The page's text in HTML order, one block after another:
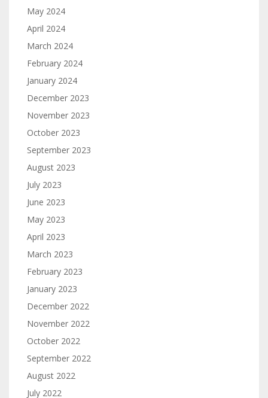
May 2024
April 2024
March 2024
February 2024
January 2024
December 2023
November 2023
October 2023
September 2023
August 2023
July 2023
June 2023
May 2023
April 2023
March 2023
February 2023
January 2023
December 2022
November 2022
October 2022
September 2022
August 2022
July 2022